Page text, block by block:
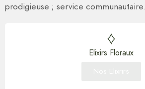
prodigieuse ; service communautaire.
Elixirs Floraux